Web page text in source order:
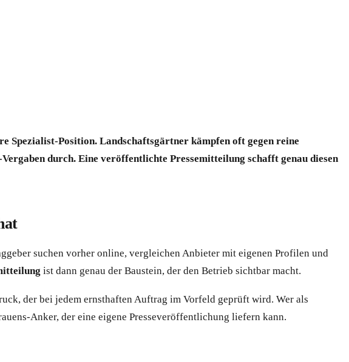
Spezialist-Position. Landschaftsgärtner kämpfen oft gegen reine
durch. Eine veröffentlichte Pressemitteilung schafft genau diesen
suchen vorher online, vergleichen Anbieter mit eigenen Profilen und
ist dann genau der Baustein, der den Betrieb sichtbar macht.
der bei jedem ernsthaften Auftrag im Vorfeld geprüft wird. Wer als
Anker, der eine eigene Presseveröffentlichung liefern kann.